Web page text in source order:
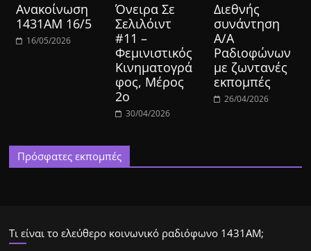
Ανακοίνωση
1431ΑΜ 16/5
16/05/2026
Όνειρα Σε
Σελιλόιντ
#11 –
Φεμινιστικός
Κινηματογρά
φος, Μέρος
2ο
30/04/2026
Διεθνής
συνάντηση
Α/Α
Ραδιοφώνων
με ζωντανές
εκπομπές
26/04/2026
Πρόσφατες εκπομπές
Τι είναι το ελεύθερο κοινωνικό ραδιόφωνο 1431ΑΜ;